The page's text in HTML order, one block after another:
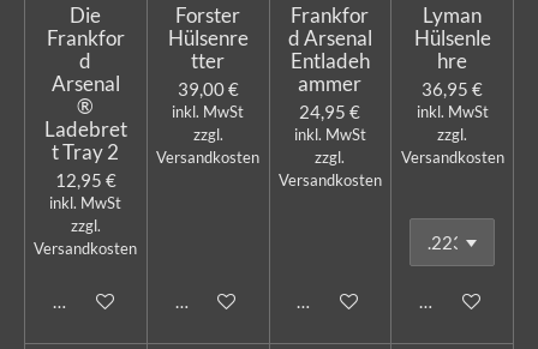
Die
Frankfor
d
Arsenal
®
Ladebret
t Tray 2
12,95 €
inkl. MwSt
zzgl.
Versandkosten
In den Warenkorb
Forster
Hülsenre
tter
39,00 €
inkl. MwSt
zzgl.
Versandkosten
In den Warenkorb
Frankfor
d Arsenal
Entladeh
ammer
24,95 €
inkl. MwSt
zzgl.
Versandkosten
Bei Verfügbarkeit
Lyman
Hülsenle
hre
36,95 €
inkl. MwSt
zzgl.
Versandkosten
In den